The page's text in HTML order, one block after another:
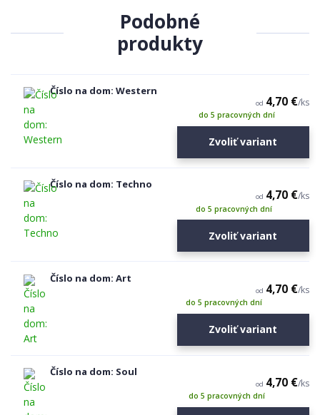
Podobné
produkty
Číslo na dom: Western
od 4,70 €/ks
do 5 pracovných dní
Zvoliť variant
Číslo na dom: Techno
od 4,70 €/ks
do 5 pracovných dní
Zvoliť variant
Číslo na dom: Art
od 4,70 €/ks
do 5 pracovných dní
Zvoliť variant
Číslo na dom: Soul
od 4,70 €/ks
do 5 pracovných dní